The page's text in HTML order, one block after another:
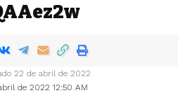
de 2022 12:50 AM
22 de abril de 2022